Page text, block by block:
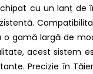
cu un lanț
gamă largă de
acest sistem
Precizie în